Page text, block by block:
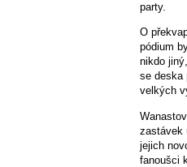
party.
O
pódium
nikdo
se deska
velkých
zastávek
jejich
fanoušci